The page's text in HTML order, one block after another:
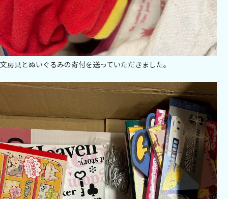
文房具とぬいぐるみの寄付を送っていただきました。